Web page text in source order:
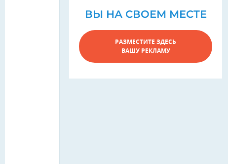
ВЫ НА СВОЕМ МЕСТЕ
РАЗМЕСТИТЕ ЗДЕСЬ
ВАШУ РЕКЛАМУ